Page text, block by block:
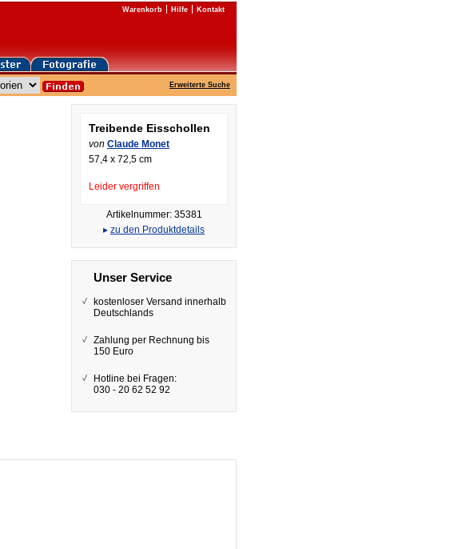
Warenkorb Hilfe Kontakt
Erweiterte Suche
Treibende Eisschollen
von Claude Monet
57,4 x 72,5 cm
Leider vergriffen
Artikelnummer: 35381
▸ zu den Produktdetails
Unser Service
kostenloser Versand innerhalb
Deutschlands
Zahlung per Rechnung bis
150 Euro
Hotline bei Fragen:
030 - 20 62 52 92